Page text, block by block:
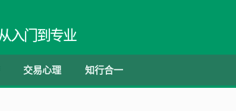
入门到专业
交易心理 知行合一